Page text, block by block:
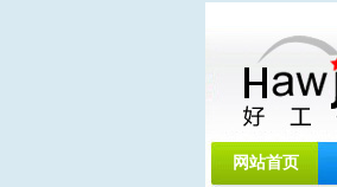
网站首页